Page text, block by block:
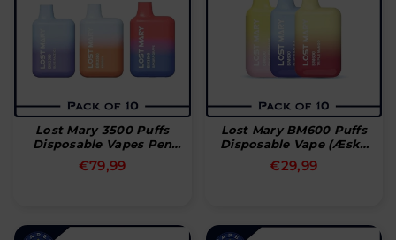
Lost Mary 3500 Puffs
Disposable Vapes Pen
Bar (æske Med 10 Stk)
€79,99
Lost Mary BM600 Puffs
Disposable Vape (æske
Med 10 Stk)
Normal
€29,99